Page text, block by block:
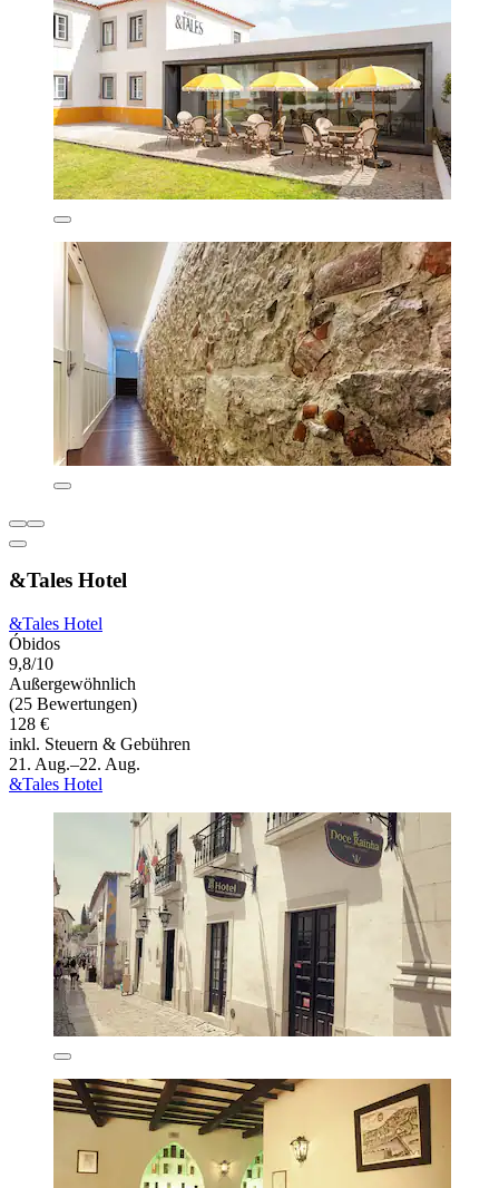
&Tales Hotel
&Tales Hotel
Óbidos
9,8/10
Außergewöhnlich
(25 Bewertungen)
128 €
inkl. Steuern & Gebühren
21. Aug.–22. Aug.
&Tales Hotel